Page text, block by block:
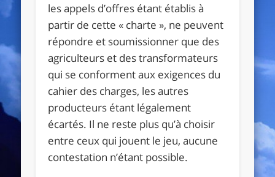
les appels d’offres étant établis à
partir de cette « charte », ne peuvent
répondre et soumissionner que des
agriculteurs et des transformateurs
qui se conforment aux exigences du
cahier des charges, les autres
producteurs étant légalement
écartés. Il ne reste plus qu’à choisir
entre ceux qui jouent le jeu, aucune
contestation n’étant possible.